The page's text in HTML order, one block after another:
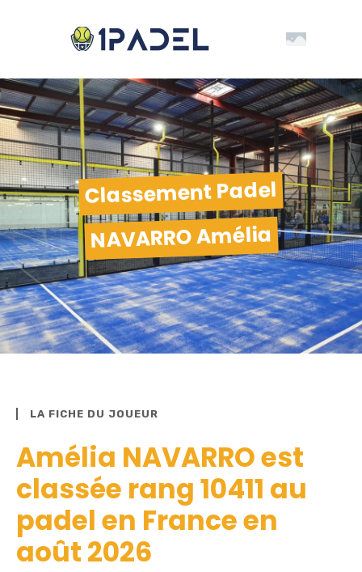
Classement Padel
NAVARRO Amélia
LA FICHE DU JOUEUR
Amélia NAVARRO est
classée rang 10411 au
padel en France en
août 2026